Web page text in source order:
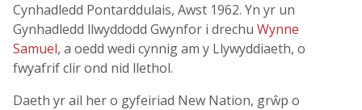
Cynhadledd Pontarddulais, Awst 1962. Yn yr un
Gynhadledd llwyddodd Gwynfor i drechu Wynne
Samuel, a oedd wedi cynnig am y Llywyddiaeth, o
fwyafrif clir ond nid llethol.
Daeth yr ail her o gyfeiriad New Nation, grŵp o